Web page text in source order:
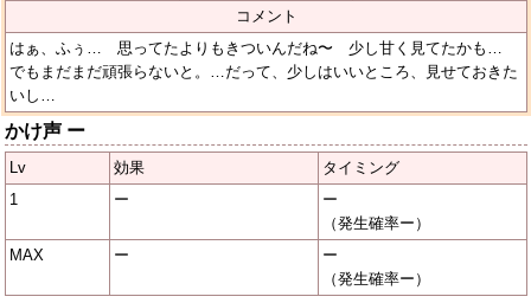
コメント
はぁ、ふぅ… 思ってたよりもきついんだね〜 少し甘く見てたかも…
でもまだまだ頑張らないと。…だって、少しはいいところ、見せておきた
いし…
かけ声 ー
Lv 効果
タイミング
1
ー
ー
（発生確率ー）
MAX
ー
ー
（発生確率ー）